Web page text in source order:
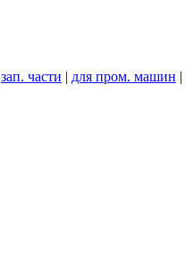
зап. части | для пром. машин |